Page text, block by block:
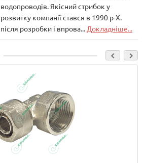
водопроводів. Якісний стрибок у
розвитку компанії стався в 1990 р-Х.
після розробки і впрова... Докладніше...